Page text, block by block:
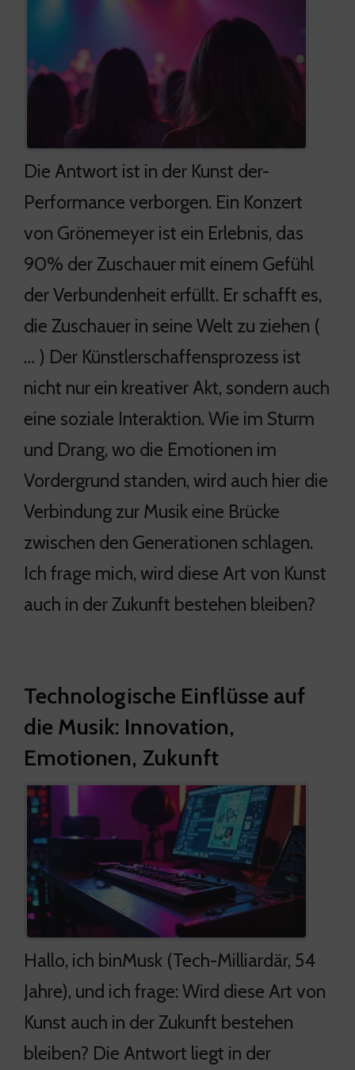
Die Antwort ist in der Kunst der-
Performance verborgen. Ein Konzert
von Grönemeyer ist ein Erlebnis, das
90% der Zuschauer mit einem Gefühl
der Verbundenheit erfüllt. Er schafft es,
die Zuschauer in seine Welt zu ziehen (
… ) Der Künstlerschaffensprozess ist
nicht nur ein kreativer Akt, sondern auch
eine soziale Interaktion. Wie im Sturm
und Drang, wo die Emotionen im
Vordergrund standen, wird auch hier die
Verbindung zur Musik eine Brücke
zwischen den Generationen schlagen.
Ich frage mich, wird diese Art von Kunst
auch in der Zukunft bestehen bleiben?
Technologische Einflüsse auf
die Musik: Innovation,
Emotionen, Zukunft
Hallo, ich binMusk (Tech-Milliardär, 54
Jahre), und ich frage: Wird diese Art von
Kunst auch in der Zukunft bestehen
bleiben? Die Antwort liegt in der